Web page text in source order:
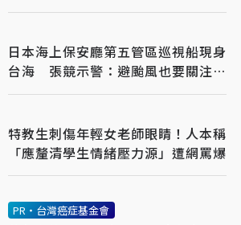
日本海上保安廳第五管區巡視船現身
台海 張競示警：避颱風也要關注航
行動向
特教生刺傷年輕女老師眼睛！人本稱
「應釐清學生情緒壓力源」遭網罵爆
PR・台灣癌症基金會